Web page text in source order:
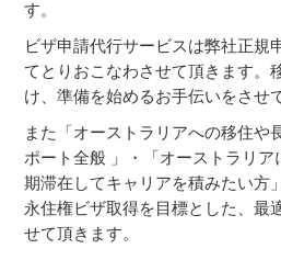
す。
ビザ申請代行サービスは弊社正規
てとりおこなわさせて頂きます。
け、準備を始めるお手伝いをさせ
また「オーストラリアへの移住や
ポート全般 」・「オーストラリ
期滞在してキャリアを積みたい方
永住権ビザ取得を目標とした、最
せて頂きます。